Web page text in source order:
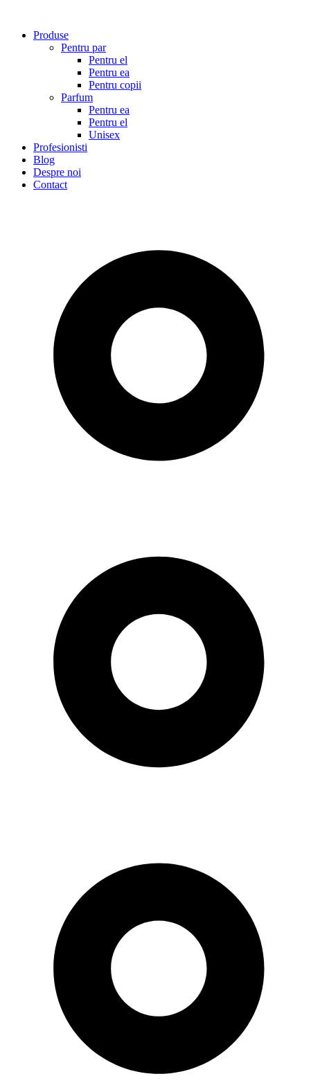
conținutProduse
Pentru par
Pentru el
Pentru ea
Pentru copii
Parfum
Pentru ea
Pentru el
Unisex
Profesionisti
Blog
Despre noi
Contact